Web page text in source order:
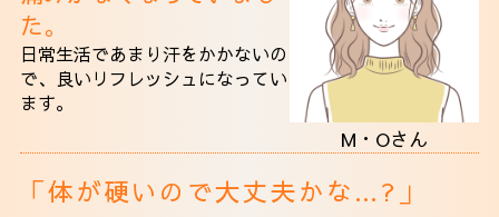
M・Oさん
た。
日常生活であまり汗をかかないの
で、良いリフレッシュになってい
ます。
「体が硬いので大丈夫かな…?」